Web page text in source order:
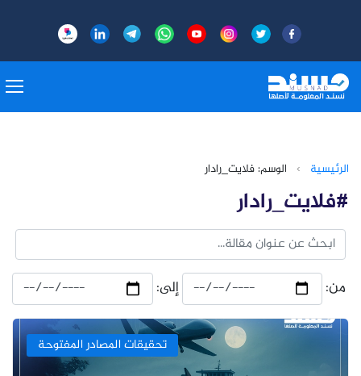
الرئيسية › الوسم: فلايت_رادار
#فلايت_رادار
من: إلى:
تحقيقات المصادر المفتوحة